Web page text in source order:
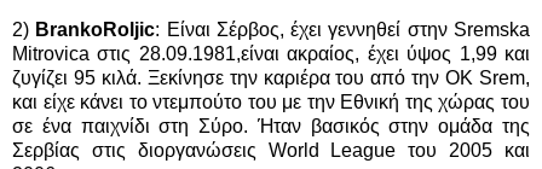
2) BrankoRoljic: Είναι Σέρβος, έχει γεννηθεί στην Sremska
Mitrovica στις 28.09.1981,είναι ακραίος, έχει ύψος 1,99 και
ζυγίζει 95 κιλά. Ξεκίνησε την καριέρα του από την OK Srem,
και είχε κάνει το ντεμπούτο του με την Εθνική της χώρας του
σε ένα παιχνίδι στη Σύρο. Ήταν βασικός στην ομάδα της
Σερβίας στις διοργανώσεις World League του 2005 και